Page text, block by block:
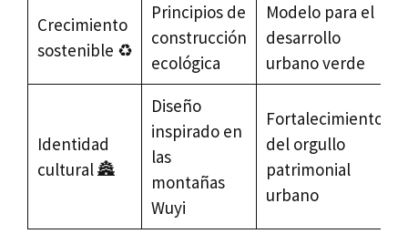
Crecimiento
sostenible ♻️
Principios de
construcción
ecológica
Modelo para el
desarrollo
urbano verde
Identidad
cultural 🏯
Diseño
inspirado en
las
montañas
Wuyi
Fortalecimiento
del orgullo
patrimonial
urbano